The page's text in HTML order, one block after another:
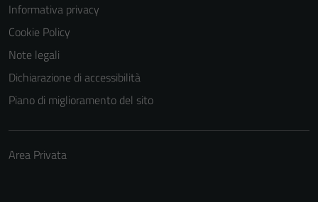
Informativa privacy
Cookie Policy
Note legali
Dichiarazione di accessibilità
Piano di miglioramento del sito
Area Privata